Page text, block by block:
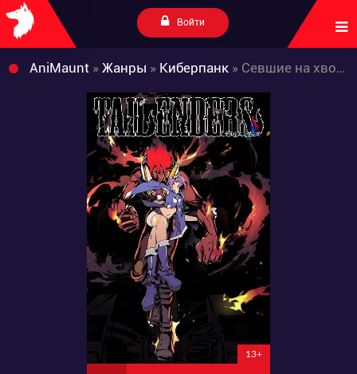
Войти
AniMaunt » Жанры » Киберпанк » Севшие на хвост
13+